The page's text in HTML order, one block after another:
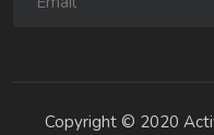
Copyright © 2020